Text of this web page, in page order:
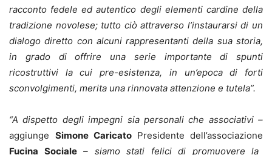
racconto fedele ed autentico degli elementi cardine della
tradizione novolese; tutto ciò attraverso l’instaurarsi di un
dialogo diretto con alcuni rappresentanti della sua storia,
in grado di offrire una serie importante di spunti
ricostruttivi la cui pre-esistenza, in un’epoca di forti
sconvolgimenti, merita una rinnovata attenzione e tutela”.
“A dispetto degli impegni sia personali che associativi –
aggiunge Simone Caricato Presidente dell’associazione
Fucina Sociale– siamo stati felici di promuovere la